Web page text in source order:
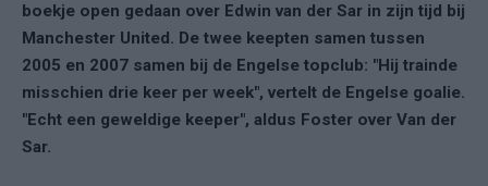
boekje open gedaan over Edwin van der Sar in zijn tijd bij
Manchester United. De twee keepten samen tussen
2005 en 2007 samen bij de Engelse topclub: "Hij trainde
misschien drie keer per week", vertelt de Engelse goalie.
"Echt een geweldige keeper", aldus Foster over Van der
Sar.